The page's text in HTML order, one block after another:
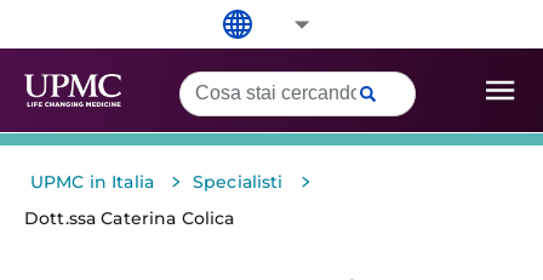
UPMC in Italia > Specialisti >
Dott.ssa Caterina Colica